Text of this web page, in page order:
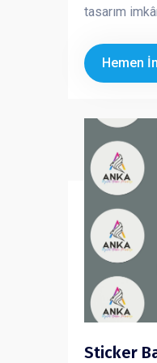
tasarım
edilenHemen
Sticker